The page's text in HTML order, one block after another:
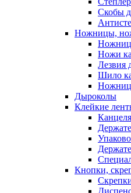
Скобы
Ножницы,
Ножи
Лезвия
Шило
Дыроколы
Клейкие
Кнопки,